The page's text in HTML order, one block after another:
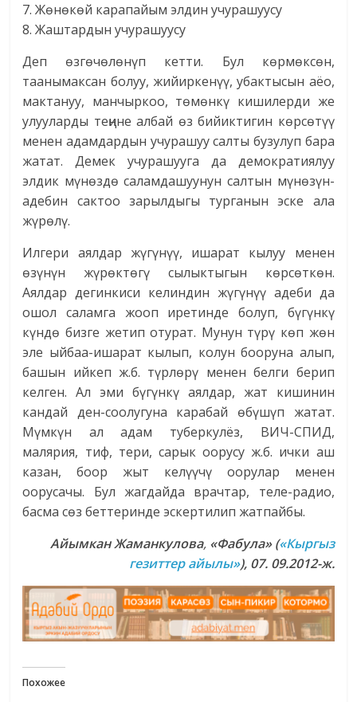
7. Жөнөкөй карапайым элдин учурашуусу
8. Жаштардын учурашуусу
Деп өзгөчөлөнүп кетти. Бул көрмөксөн,
таанымаксан болуу, жийиркенүү, убактысын аёо,
мактануу, манчыркоо, төмөнкү кишилерди же
улууларды теңине албай өз бийиктигин көрсөтүү
менен адамдардын учурашуу салты бузулуп бара
жатат. Демек учурашууга да демократиялуу
элдик мүнөздө саламдашуунун салтын мүнөзүн-
адебин сактоо зарылдыгы турганын эске ала
жүрөлү.
Илгери аялдар жүгүнүү, ишарат кылуу менен
өзүнүн жүрөктөгү сылыктыгын көрсөткөн.
Аялдар дегинкиси келиндин жүгүнүү адеби да
ошол саламга жооп иретинде болуп, бүгүнкү
күндө бизге жетип отурат. Мунун түрү көп жөн
эле ыйбаа-ишарат кылып, колун бооруна алып,
башын ийкеп ж.б. түрлөрү менен белги берип
келген. Ал эми бүгүнкү аялдар, жат кишинин
кандай ден-соолугуна карабай өбүшүп жатат.
Мүмкүн ал адам туберкулёз, ВИЧ-СПИД,
малярия, тиф, тери, сарык оорусу ж.б. ички аш
казан, боор жыт келүүчү оорулар менен
оорусачы. Бул жагдайда врачтар, теле-радио,
басма сөз беттеринде эскертилип жатпайбы.
Айымкан Жаманкулова, «Фабула» («Кыргыз
гезиттер айылы»), 07. 09.2012-ж.
Похожее